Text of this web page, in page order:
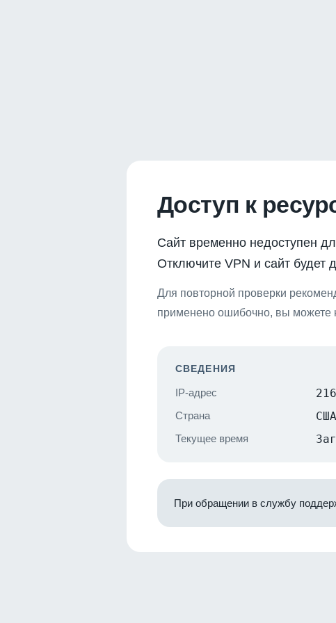
Доступ к
Сайт временно недоступен
Отключите VPN и сайт будет
Для повторной проверки
применено ошибочно, вы можете
СВЕДЕНИЯ
IP-адрес
Страна
Текущее время
При обращении в службу